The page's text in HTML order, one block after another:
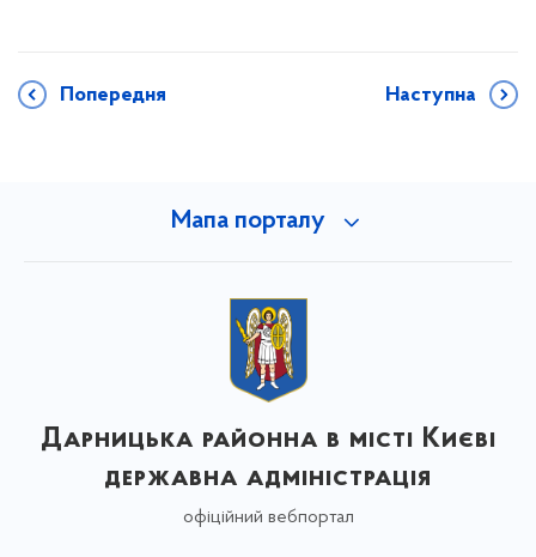
Попередня Наступна
Мапа порталу
Дарницька районна в місті Києві
державна адміністрація
офіційний вебпортал